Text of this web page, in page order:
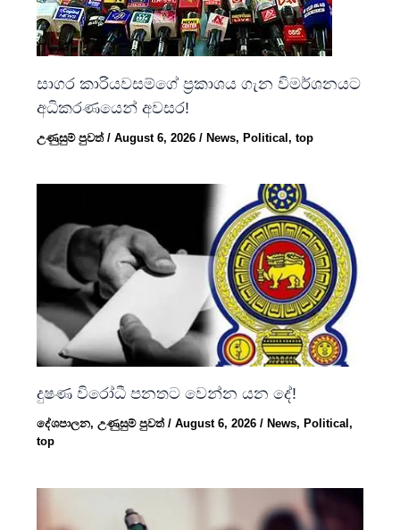
සාගර කාරියවසම්ගේ ප්‍රකාශය ගැන විමර්ශනයට
අධිකරණයෙන් අවසර!
උණුසුම් පුවත්/August 6, 2026/News,Political,top
දුෂණ විරෝධී පනතට වෙන්න යන දේ!
දේශපාලන,උණුසුම් පුවත්/August 6, 2026/ News, Political,
top